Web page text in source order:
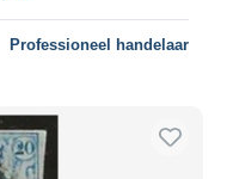
Professioneel handelaar